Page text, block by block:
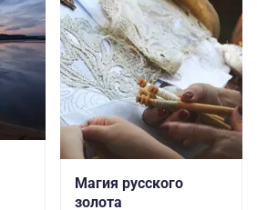
Магия русского
золота